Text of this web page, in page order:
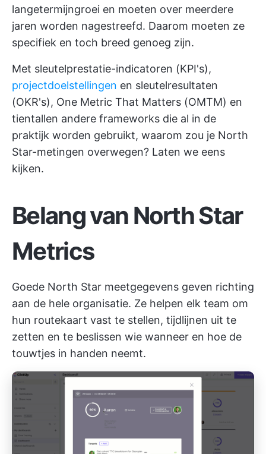
langetermijngroei en moeten over meerdere
jaren worden nagestreefd. Daarom moeten ze
specifiek en toch breed genoeg zijn.
Met sleutelprestatie-indicatoren (KPI's),
projectdoelstellingen en sleutelresultaten
(OKR's), One Metric That Matters (OMTM) en
tientallen andere frameworks die al in de
praktijk worden gebruikt, waarom zou je North
Star-metingen overwegen? Laten we eens
kijken.
Belang van North Star
Metrics
Goede North Star meetgegevens geven richting
aan de hele organisatie. Ze helpen elk team om
hun routekaart vast te stellen, tijdlijnen uit te
zetten en te beslissen wie wanneer en hoe de
touwtjes in handen neemt.